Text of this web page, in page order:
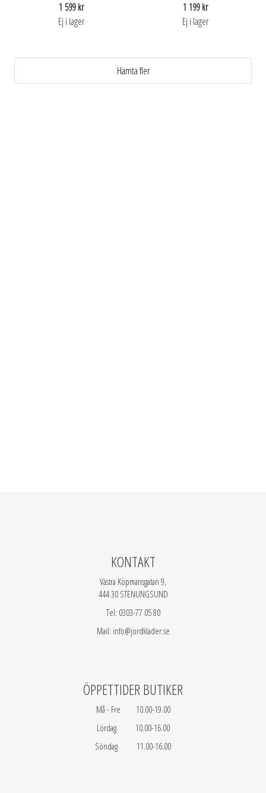
1 599 kr
Ej i lager
1 199 kr
Ej i lager
Hämta fler
KONTAKT
Västra Köpmansgatan 9,
444 30 STENUNGSUND
Tel: 0303-77 05 80
Mail: info@jordklader.se
ÖPPETTIDER BUTIKER
Må - Fre 10.00-19.00
Lördag 10.00-16.00
Söndag 11.00-16.00